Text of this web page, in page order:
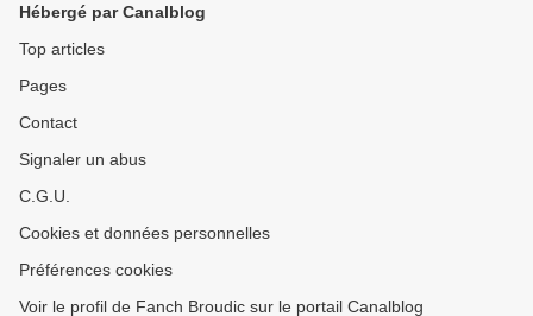
Hébergé par Canalblog
Top articles
Pages
Contact
Signaler un abus
C.G.U.
Cookies et données personnelles
Préférences cookies
Voir le profil de Fanch Broudic sur le portail Canalblog